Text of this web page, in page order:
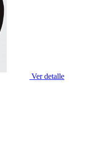
Ver detalle